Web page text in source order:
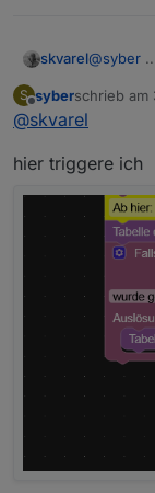
skvarel@syber
Tritt das
S
Offline
syberschrieb am
zuletzt
@skvarel
hier triggere ich